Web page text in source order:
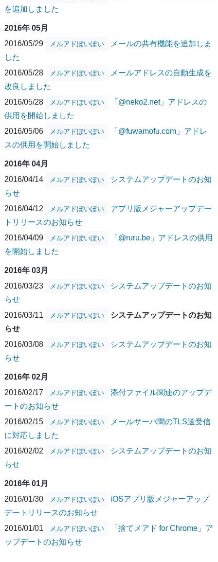
を追加しました
2016年 05月
2016/05/29
メルアドぽいぽい
メールの共有機能を追加しま
した
2016/05/28
メルアドぽいぽい
メールアドレスの自動生成を
改良しました
2016/05/28
メルアドぽいぽい
「@neko2.net」アドレスの
供用を開始しました
2016/05/06
メルアドぽいぽい
「@fuwamofu.com」アドレ
スの供用を開始しました
2016年 04月
2016/04/14
メルアドぽいぽい
システムアップデートのお知
らせ
2016/04/12
メルアドぽいぽい
アプリ版メジャーアップデー
トリリースのお知らせ
2016/04/09
メルアドぽいぽい
「@ruru.be」アドレスの供用
を開始しました
2016年 03月
2016/03/23
メルアドぽいぽい
システムアップデートのお知
らせ
2016/03/11
メルアドぽいぽい
システムアップデートのお知
らせ
2016/03/08
メルアドぽいぽい
システムアップデートのお知
らせ
2016年 02月
2016/02/17
メルアドぽいぽい
添付ファイル関連のアップデ
ートのお知らせ
2016/02/15
メルアドぽいぽい
メールサーバ間のTLS送受信
に対応しました
2016/02/02
メルアドぽいぽい
システムアップデートのお知
らせ
2016年 01月
2016/01/30
メルアドぽいぽい
iOSアプリ版メジャーアップ
デートリリースのお知らせ
2016/01/01
メルアドぽいぽい
「捨てメアド for Chrome」ア
ップデートのお知らせ